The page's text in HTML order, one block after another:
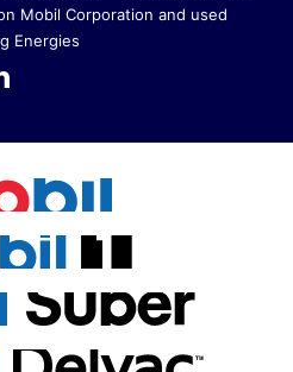
Mobil Corporation and used
Energies